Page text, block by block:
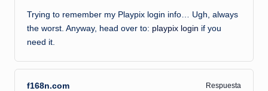
Trying to remember my Playpix login info… Ugh, always
the worst. Anyway, head over to: playpix login if you
need it.
f168n.com
Respuesta